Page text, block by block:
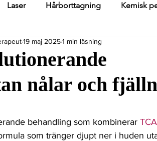
Laser Hårborttagning Kemisk
Hud HIFU
Hudförändring Hudcancer
nålar och
19 maj 20251 min läsning
behandling som kombinerar
som tränger djupt ner i huden